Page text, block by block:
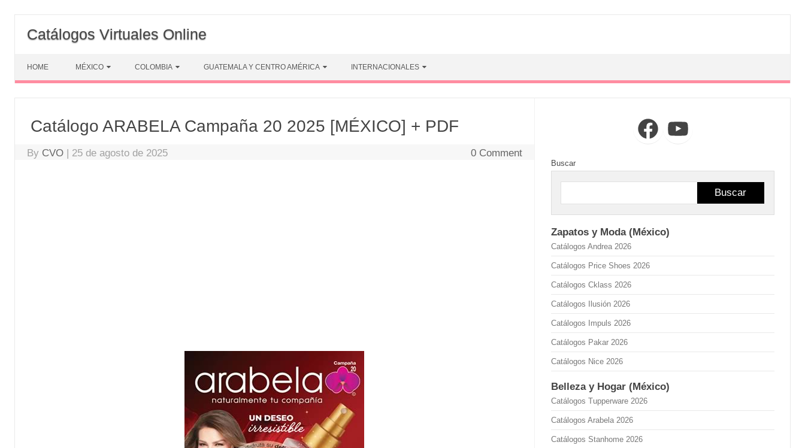
content
Catálogos Virtuales Online
HOME MÉXICO COLOMBIA GUATEMALA Y CENTRO AMÉRICA INTERNACIONALES
Catálogo ARABELA Campaña 20 2025 [MÉXICO] + PDF
By CVO | 25 de agosto de 2025 0 Comment
FacebookYouTube
Buscar
Buscar
Zapatos y Moda (México)
Catálogos Andrea 2026
Catálogos Price Shoes 2026
Catálogos Cklass 2026
Catálogos Ilusión 2026
Catálogos Impuls 2026
Catálogos Pakar 2026
Catálogos Nice 2026
Belleza y Hogar (México)
Catálogos Tupperware 2026
Catálogos Arabela 2026
Catálogos Stanhome 2026